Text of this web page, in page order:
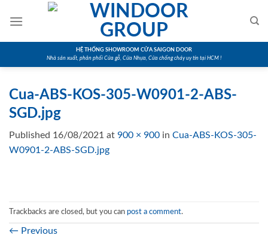
HỆ THỐNG SHOWROOM CỬA SAIGON DOOR
Nhà sản xuất, phân phối Cửa gỗ, Cửa Nhựa, Cửa chống cháy uy tín tại HCM !
Cua-ABS-KOS-305-W0901-2-ABS-
SGD.jpg
Published 16/08/2021 at 900 × 900 in Cua-ABS-KOS-305-
W0901-2-ABS-SGD.jpg
Trackbacks are closed, but you can post a comment.
← Previous